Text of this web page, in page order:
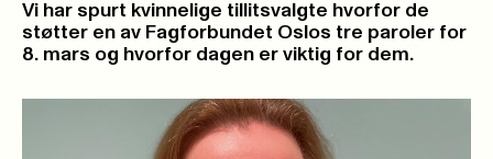
Vi har spurt kvinnelige tillitsvalgte hvorfor de
støtter en av Fagforbundet Oslos tre paroler for
8. mars og hvorfor dagen er viktig for dem.